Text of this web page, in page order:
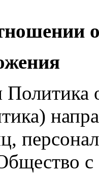
Политика